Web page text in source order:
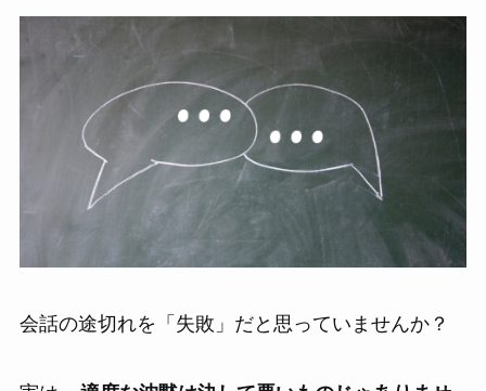
会話の途切れを「失敗」だと思っていませんか？